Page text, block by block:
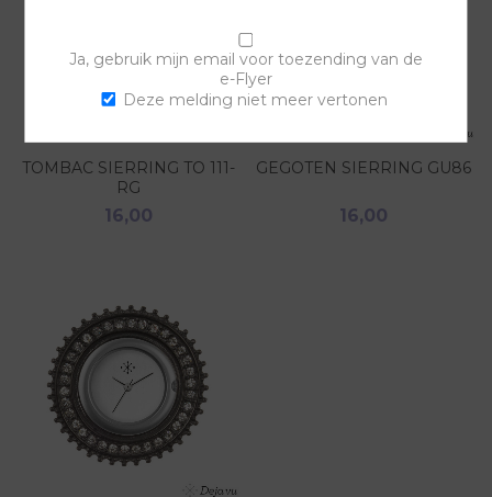
TOMBAC SIERRING TO 111-
RG
16,00
GEGOTEN SIERRING GU86
16,00
Ja, gebruik mijn email voor toezending van de
e-Flyer
Deze melding niet meer vertonen